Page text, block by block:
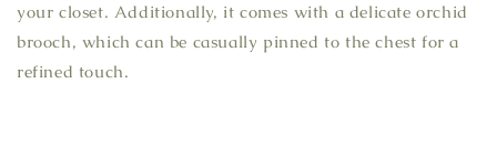
your closet. Additionally, it comes with a delicate orchid
brooch, which can be casually pinned to the chest for a
refined touch.